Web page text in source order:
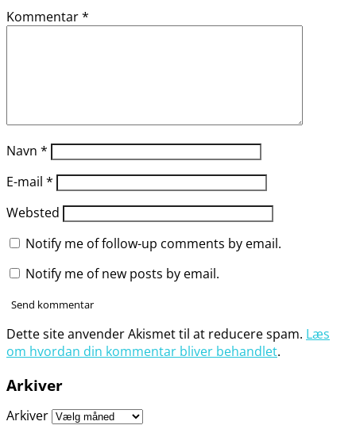
Kommentar*
Navn *
E-mail *
Websted
Notify me of follow-up comments by email.
Notify me of new posts by email.
Dette site anvender Akismet til at reducere spam. Læs
om hvordan din kommentar bliver behandlet.
Arkiver
Arkiver